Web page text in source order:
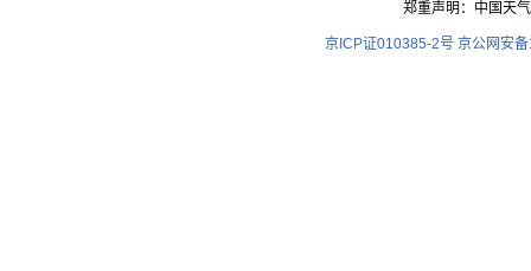
郑重声明：中国天
京ICP证010385-2号 京公网安